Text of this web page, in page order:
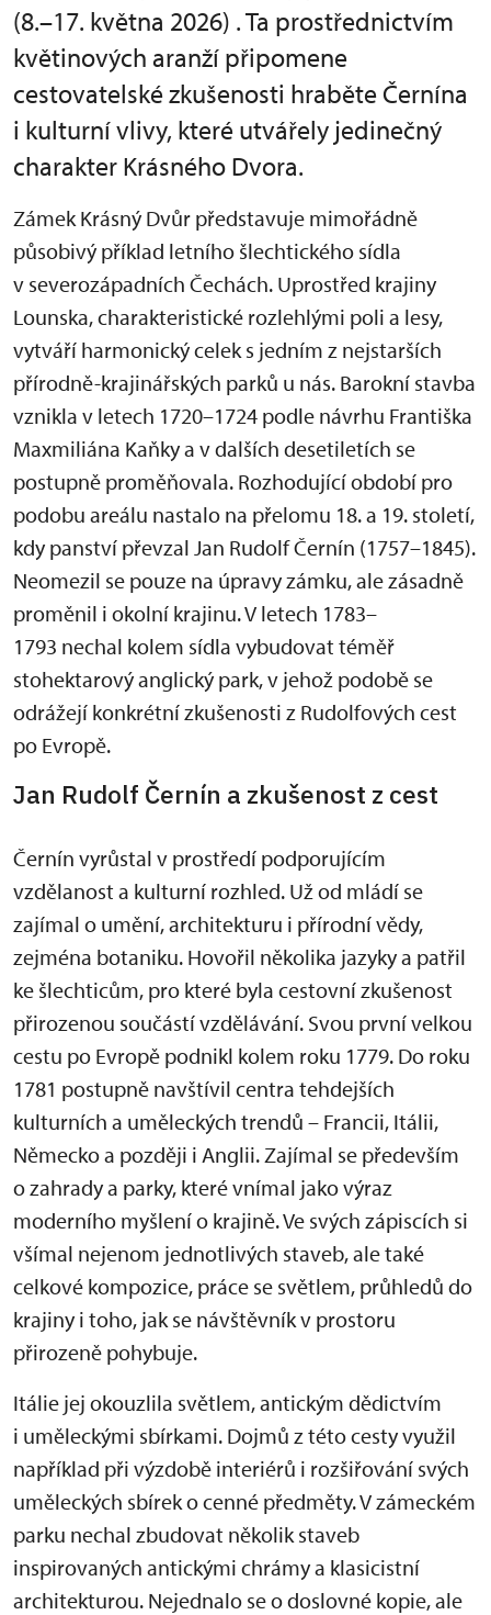
(8.–17. května 2026) . Ta prostřednictvím
květinových aranží připomene
cestovatelské zkušenosti hraběte Černína
i kulturní vlivy, které utvářely jedinečný
charakter Krásného Dvora.
Zámek Krásný Dvůr představuje mimořádně
působivý příklad letního šlechtického sídla
v severozápadních Čechách. Uprostřed krajiny
Lounska, charakteristické rozlehlými poli a lesy,
vytváří harmonický celek s jedním z nejstarších
přírodně-krajinářských parků u nás. Barokní stavba
vznikla v letech 1720–1724 podle návrhu Františka
Maxmiliána Kaňky a v dalších desetiletích se
postupně proměňovala. Rozhodující období pro
podobu areálu nastalo na přelomu 18. a 19. století,
kdy panství převzal Jan Rudolf Černín (1757–1845).
Neomezil se pouze na úpravy zámku, ale zásadně
proměnil i okolní krajinu. V letech 1783–
1793 nechal kolem sídla vybudovat téměř
stohektarový anglický park, v jehož podobě se
odrážejí konkrétní zkušenosti z Rudolfových cest
po Evropě.
Jan Rudolf Černín a zkušenost z cest
Černín vyrůstal v prostředí podporujícím
vzdělanost a kulturní rozhled. Už od mládí se
zajímal o umění, architekturu i přírodní vědy,
zejména botaniku. Hovořil několika jazyky a patřil
ke šlechticům, pro které byla cestovní zkušenost
přirozenou součástí vzdělávání. Svou první velkou
cestu po Evropě podnikl kolem roku 1779. Do roku
1781 postupně navštívil centra tehdejších
kulturních a uměleckých trendů – Francii, Itálii,
Německo a později i Anglii. Zajímal se především
o zahrady a parky, které vnímal jako výraz
moderního myšlení o krajině. Ve svých zápiscích si
všímal nejenom jednotlivých staveb, ale také
celkové kompozice, práce se světlem, průhledů do
krajiny i toho, jak se návštěvník v prostoru
přirozeně pohybuje.
Itálie jej okouzlila světlem, antickým dědictvím
i uměleckými sbírkami. Dojmů z této cesty využil
například při výzdobě interiérů i rozšiřování svých
uměleckých sbírek o cenné předměty. V zámeckém
parku nechal zbudovat několik staveb
inspirovaných antickými chrámy a klasicistní
architekturou. Nejednalo se o doslovné kopie, ale